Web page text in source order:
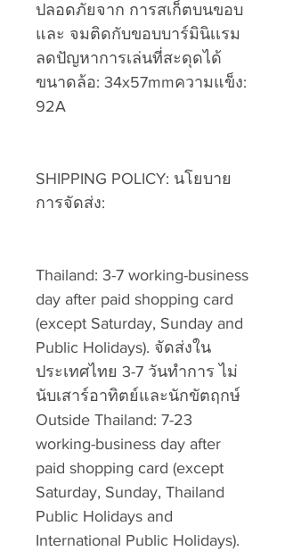
ปลอดภัยจาก การสเก็ตบนขอบ
และ จมติดกับขอบบาร์มินิเเรม
ลดปัญหาการเล่นที่สะดุดได้
ขนาดล้อ: 34x57mmความแข็ง:
92A
SHIPPING POLICY: นโยบาย
การจัดส่ง:
Thailand: 3-7 working-business
day after paid shopping card
(except Saturday, Sunday and
Public Holidays). จัดส่งใน
ประเทศไทย 3-7 วันทำการ ไม่
นับเสาร์อาทิตย์และนักขัตฤกษ์
Outside Thailand: 7-23
working-business day after
paid shopping card (except
Saturday, Sunday, Thailand
Public Holidays and
International Public Holidays).